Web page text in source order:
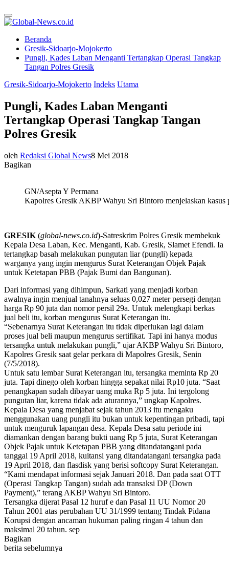
Primary
Menu
Beranda
Gresik-Sidoarjo-Mojokerto
Pungli, Kades Laban Menganti Tertangkap Operasi Tangkap
Tangan Polres Gresik
Gresik-Sidoarjo-Mojokerto Indeks Utama
Pungli, Kades Laban Menganti
Tertangkap Operasi Tangkap Tangan
Polres Gresik
oleh Redaksi Global News8 Mei 2018
Bagikan
GN/Asepta Y Permana
Kapolres Gresik AKBP Wahyu Sri Bintoro menjelaskan
GRESIK (global-news.co.id)-Satreskrim Polres Gresik membekuk
Kepala Desa Laban, Kec. Menganti, Kab. Gresik, Slamet Efendi. Ia
tertangkap basah melakukan pungutan liar (pungli) kepada
warganya yang ingin mengurus Surat Keterangan Objek Pajak
untuk Ketetapan PBB (Pajak Bumi dan Bangunan).
Dari informasi yang dihimpun, Sarkati yang menjadi korban
awalnya ingin menjual tanahnya seluas 0,027 meter persegi dengan
harga Rp 90 juta dan nomor persil 29a. Untuk melengkapi berkas
jual beli itu, korban mengurus Surat Keterangan itu.
“Sebenarnya Surat Keterangan itu tidak diperlukan lagi dalam
proses jual beli maupun mengurus sertifikat. Tapi ini hanya modus
tersangka untuk melakukan pungli,” ujar AKBP Wahyu Sri Bintoro,
Kapolres Gresik saat gelar perkara di Mapolres Gresik, Senin
(7/5/2018).
Untuk satu lembar Surat Keterangan itu, tersangka meminta Rp 20
juta. Tapi dinego oleh korban hingga sepakat nilai Rp10 juta. “Saat
penangkapan sudah dibayar uang muka Rp 5 juta. Ini tergolong
pungutan liar, karena tidak ada aturannya,” ungkap Kapolres.
Kepala Desa yang menjabat sejak tahun 2013 itu mengaku
menggunakan uang pungli itu bukan untuk kepentingan pribadi, tapi
untuk menguruk lapangan desa. Kepala Desa satu periode ini
diamankan dengan barang bukti uang Rp 5 juta, Surat Keterangan
Objek Pajak untuk Ketetapan PBB yang ditandatangani pada
tanggal 19 April 2018, kuitansi yang ditandatangani tersangka pada
19 April 2018, dan flasdisk yang berisi softcopy Surat Keterangan.
“Kami mendapat informasi sejak Januari 2018. Dan pada saat OTT
(Operasi Tangkap Tangan) sudah ada transaksi DP (Down
Payment),” terang AKBP Wahyu Sri Bintoro.
Tersangka dijerat Pasal 12 huruf e dan Pasal 11 UU Nomor 20
Tahun 2001 atas perubahan UU 31/1999 tentang Tindak Pidana
Korupsi dengan ancaman hukuman paling ringan 4 tahun dan
maksimal 20 tahun. sep
Bagikan
berita sebelumnya